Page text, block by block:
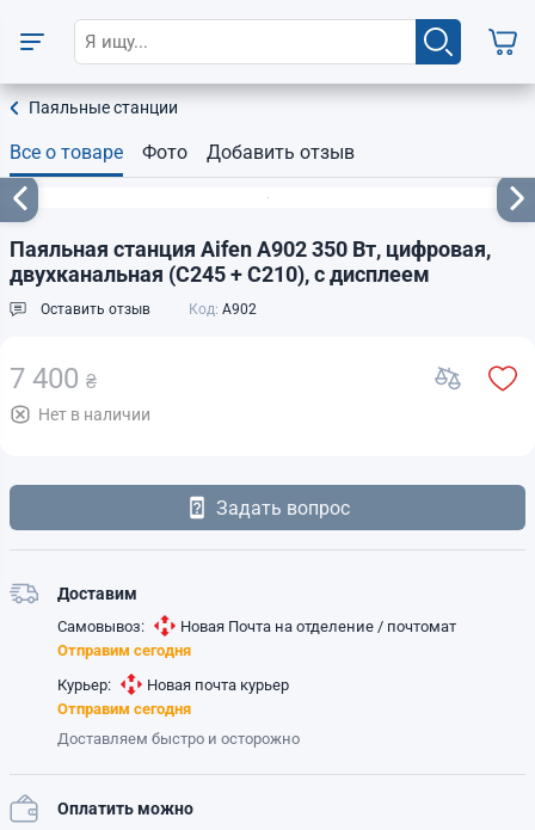
Паяльные станции
Все о товаре Фото Добавить отзыв
Паяльная станция Aifen A902 350 Вт, цифровая,
двухканальная (C245 + C210), с дисплеем
Оставить отзыв Код: A902
7 400 ₴
Нет в наличии
Задать вопрос
Доставим
Самовывоз:
Новая Почта на отделение / почтомат
Отправим сегодня
Курьер:
Новая почта курьер
Отправим сегодня
Доставляем быстро и осторожно
Оплатить можно